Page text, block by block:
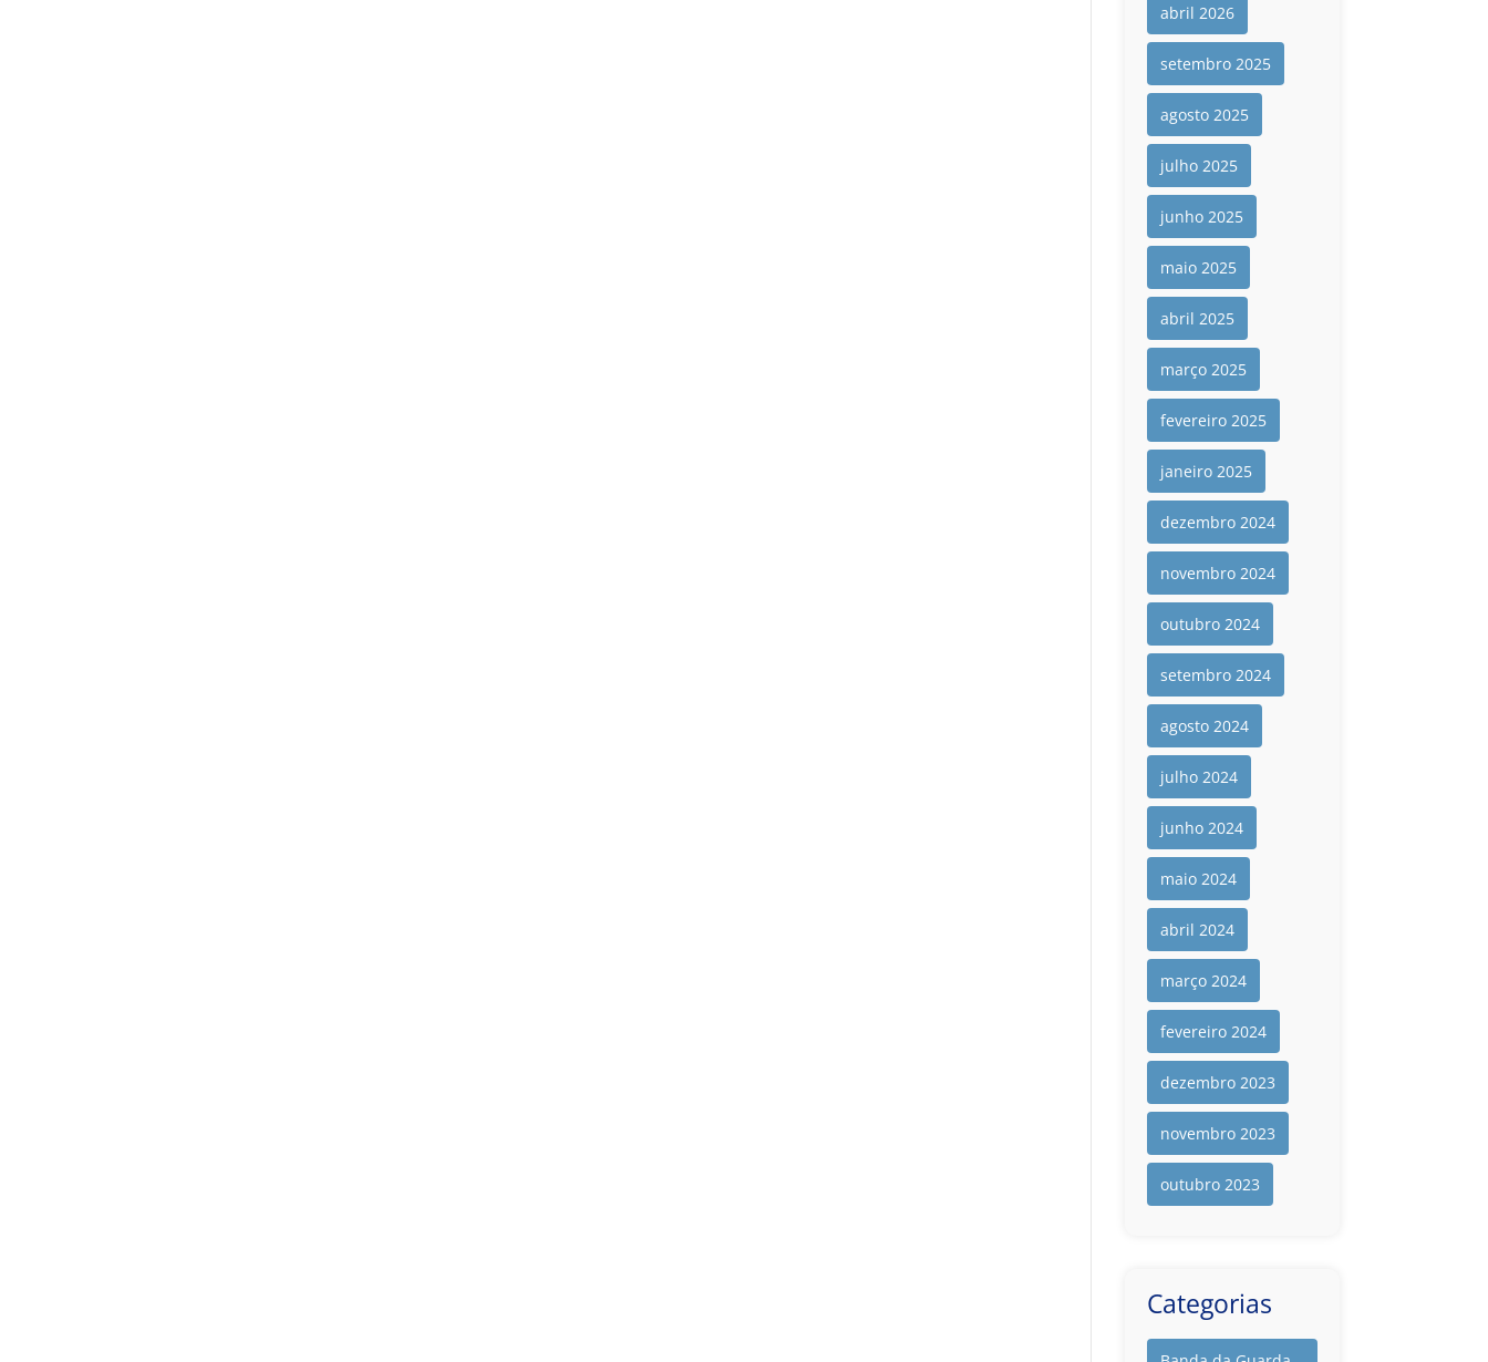
abril 2026
setembro 2025
agosto 2025
julho 2025
junho 2025
maio 2025
abril 2025
março 2025
fevereiro 2025
janeiro 2025
dezembro 2024
novembro 2024
outubro 2024
setembro 2024
agosto 2024
julho 2024
junho 2024
maio 2024
abril 2024
março 2024
fevereiro 2024
dezembro 2023
novembro 2023
outubro 2023
Categorias